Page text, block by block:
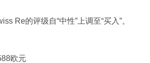
Re的评级自“中性”上调至“买入”。
欧元